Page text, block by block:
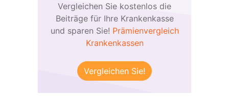
Vergleichen Sie kostenlos die
Beiträge für Ihre Krankenkasse
und sparen Sie! Prämienvergleich
Krankenkassen
Vergleichen Sie!